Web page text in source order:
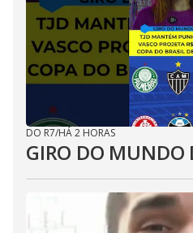
DO R7/HÁ 2 HORAS
GIRO DO